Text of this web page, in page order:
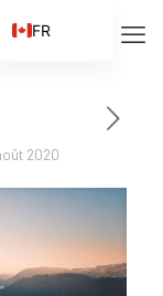
2020
FR